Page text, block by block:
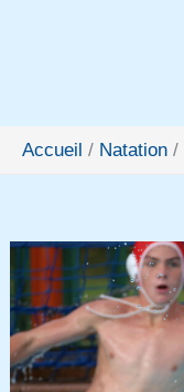
Accueil Natation